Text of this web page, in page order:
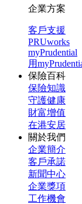
企業方案
客戶支援
PRUworks
myPrudential
用
保險百科
保險知識
守護健康
財富增值
在港安居
關於我們
企業簡介
客戶承諾
新聞中心
企業獎項
工作機會